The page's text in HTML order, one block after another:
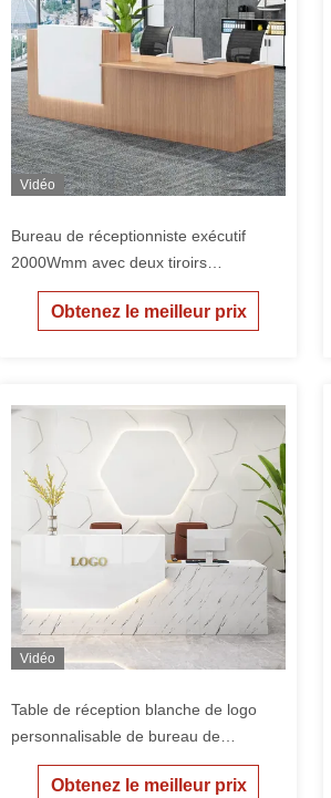
Vidéo
Bureau de réceptionniste exécutif
2000Wmm avec deux tiroirs
verrouillables
Obtenez le meilleur prix
Vidéo
Table de réception blanche de logo
personnalisable de bureau de
réception moderne de 2M
Obtenez le meilleur prix